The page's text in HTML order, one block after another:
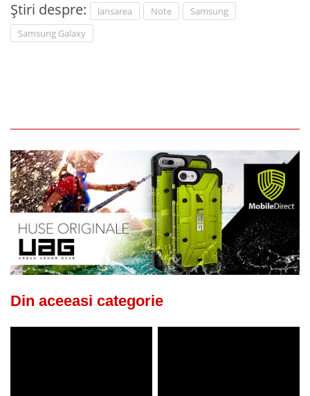
Știri despre: lansarea Note
Samsung
Samsung Galaxy
Din aceeasi categorie